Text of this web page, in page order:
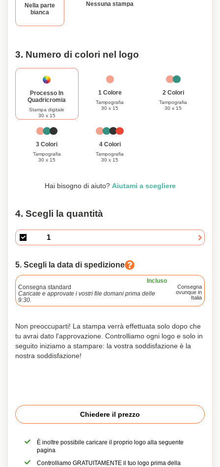
Nella parte
bianca
Nessuna stampa
3. Numero di colori nel logo
Processo In
Quadricromia
Stampa digitale
30 x 15
1 Colore
Tampografia
30 x 15
2 Colori
Tampografia
30 x 15
3 Colori
Tampografia
30 x 15
4 Colori
Tampografia
30 x 15
Hai bisogno di aiuto? Aiutami a scegliere
4. Scegli la quantità
5. Scegli la data di spedizione
Incluso
Consegna standard
Caricate e approvate i vostri file domani prima delle
9:30.
Consegna
ovunque in
Italia
Non preoccuparti! La stampa verrà effettuata solo dopo che
tu avrai dato l'approvazione. Controlliamo ogni logo e solo in
seguito iniziamo a stampare: la vostra soddisfazione è la
nostra soddisfazione!
Chiedere il prezzo
È inoltre possibile caricare il proprio logo alla seguente
pagina
Controlliamo GRATUITAMENTE il tuo logo prima della